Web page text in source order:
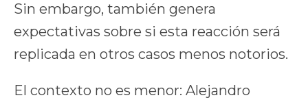
Sin embargo, también genera
expectativas sobre si esta reacción será
replicada en otros casos menos notorios.
El contexto no es menor: Alejandro